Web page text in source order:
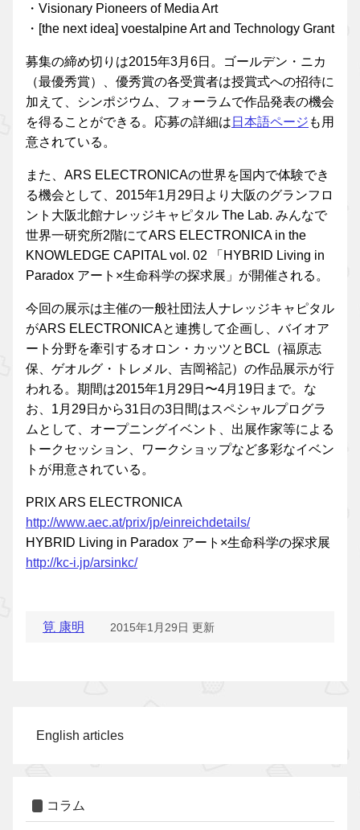
・Visionary Pioneers of Media Art
・[the next idea] voestalpine Art and Technology Grant
募集の締め切りは2015年3月6日。ゴールデン・ニカ
（最優秀賞）、優秀賞の各受賞者は授賞式への招待に
加えて、シンポジウム、フォーラムで作品発表の機会
を得ることができる。応募の詳細は 日本語ページ も用
意されている。
また、ARS ELECTRONICAの世界を国内で体験でき
る機会として、2015年1月29日より大阪のグランフロ
ント大阪北館ナレッジキャピタル The Lab. みんなで
世界一研究所2階にてARS ELECTRONICA in the
KNOWLEDGE CAPITAL vol. 02 「HYBRID Living in
Paradox アート×生命科学の探求展」が開催される。
今回の展示は主催の一般社団法人ナレッジキャピタル
がARS ELECTRONICAと連携して企画し、バイオア
ート分野を牽引するオロン・カッツとBCL（福原志
保、ゲオルグ・トレメル、吉岡裕記）の作品展示が行
われる。期間は2015年1月29日〜4月19日まで。な
お、1月29日から31日の3日間はスペシャルプログラ
ムとして、オープニングイベント、出展作家等による
トークセッション、ワークショップなど多彩なイベン
トが用意されている。
PRIX ARS ELECTRONICA
http://www.aec.at/prix/jp/einreichdetails/
HYBRID Living in Paradox アート×生命科学の探求展
http://kc-i.jp/arsinkc/
筧 康明 2015年1月29日 更新
English articles
コラム